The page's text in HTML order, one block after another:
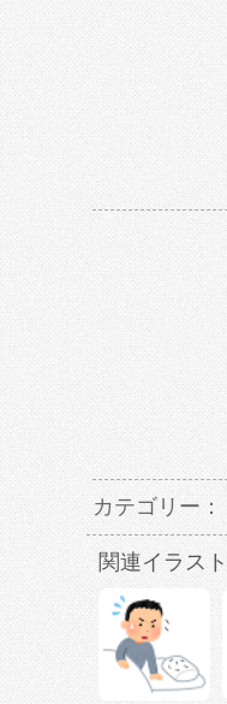
カテゴリー：
関連イラスト